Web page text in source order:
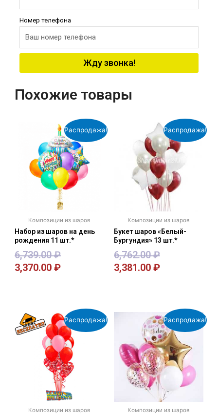
Номер телефона
Жду звонка!
Похожие товары
Распродажа!
Композиции из шаров
Набор из шаров на день
рождения 11 шт.*
6,739.00₽
3,370.00 ₽
Распродажа!
Композиции из шаров
Букет шаров «Белый-
Бургундия» 13 шт.*
6,762.00₽
3,381.00 ₽
Распродажа!
Композиции из шаров
Распродажа!
Композиции из шаров